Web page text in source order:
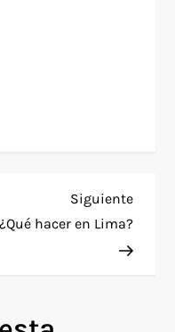
Siguiente
¿Qué hacer en Lima?